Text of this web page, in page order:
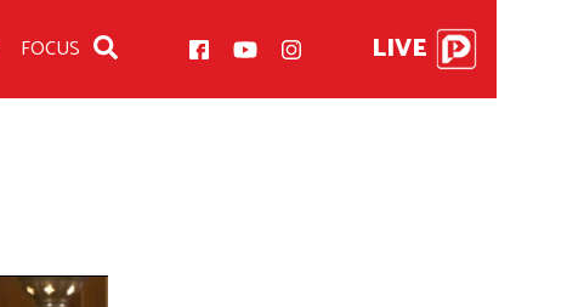
LIVE
FOCUS